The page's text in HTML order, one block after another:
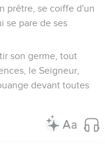
prêtre, se coiffe d'un
se pare de ses
son germe, tout
le Seigneur,
devant toutes